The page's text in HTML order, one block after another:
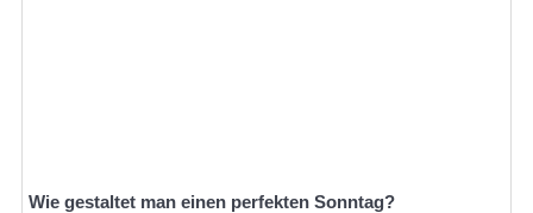
Wie gestaltet man einen perfekten Sonntag?